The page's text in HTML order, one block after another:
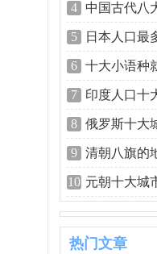
4 中国古代八大
5 日本人口最多
6 十大小语种就
7 印度人口十大
8 俄罗斯十大城
9 清朝八旗的地
10 元朝十大城市
热门文章